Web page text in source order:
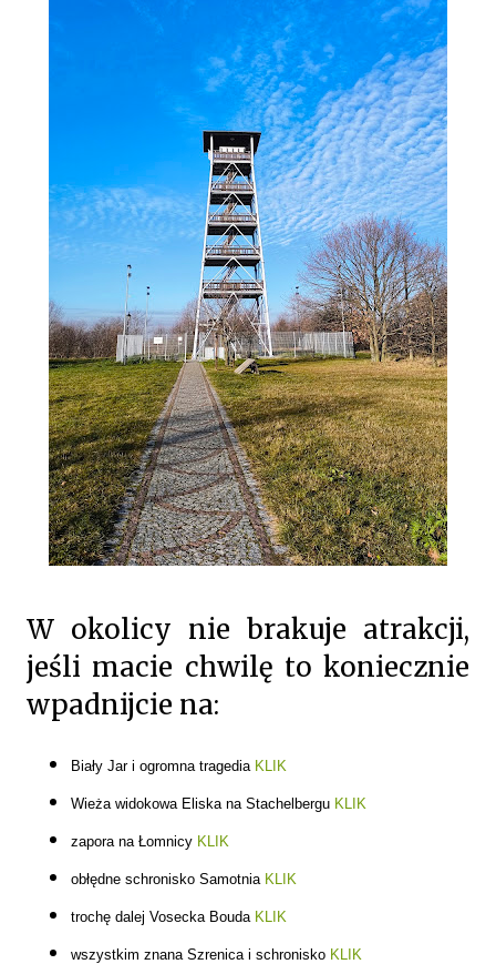
W okolicy nie brakuje atrakcji,
jeśli macie chwilę to koniecznie
wpadnijcie na:
Biały Jar i ogromna tragedia KLIK
Wieża widokowa Eliska na Stachelbergu KLIK
zapora na Łomnicy KLIK
obłędne schronisko Samotnia KLIK
trochę dalej Vosecka Bouda KLIK
wszystkim znana Szrenica i schronisko KLIK